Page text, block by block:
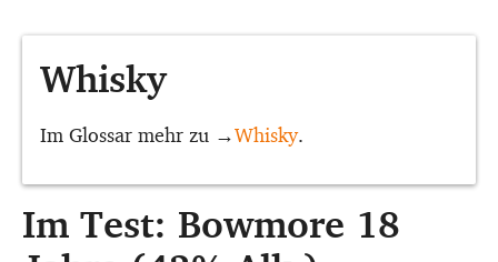
Whisky
Im Glossar mehr zu →Whisky.
Im Test: Bowmore 18